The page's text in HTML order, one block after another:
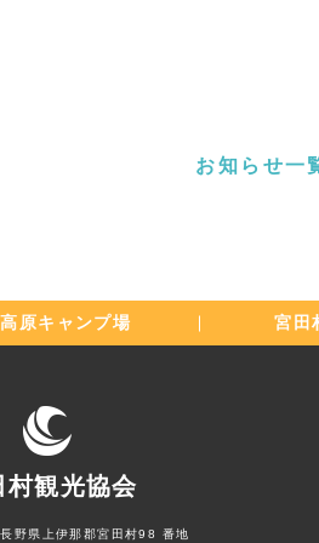
お知らせ一
原キャンプ場 宮田
村観光協会
県上伊那郡宮田村98 番地